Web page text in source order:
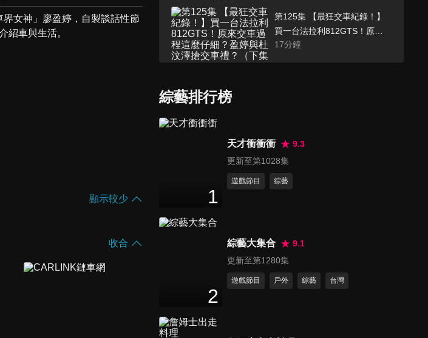
女神」廖盈婷，自製談話性節
紹車與生活。
顯示較少
收合
Performance差在哪?
第125集 【最狂交車紀錄！】
買一台法拉利812GTS！原來
交車過程這麼仔細？盈婷與杜
17分鐘
第127集 【23年式Kuga：加配
KUGA再加碼：新增Vignale豪
華車型！與ST-Line 該怎麼
23分鐘
版？標準版？五人座？七人
座？猜猜哪個規格賣最好？
第129集 【AMG電動車饗宴：
15 分鐘
綜藝排行榜
1
天才衝衝衝
9.3
更新至第1028集
遊戲節目 綜藝
2
綜藝大集合
9.1
更新至第1280集
遊戲節目 戶外 綜藝 台灣